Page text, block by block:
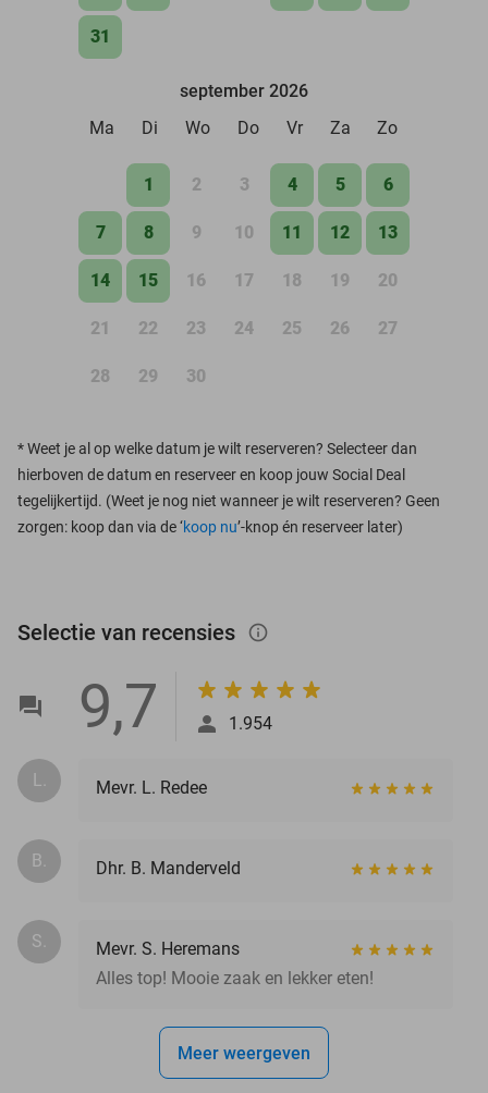
31
september 2026
Ma
Di Wo Do Vr Za Zo
1 2 3 4 5 6
7 8 9 10 11 12 13
14 15 16 17 18 19 20
21 22 23 24 25 26 27
28 29 30
*Weet je al op welke datum je wilt reserveren? Selecteer dan
hierboven de datum en reserveer en koop jouw Social Deal
tegelijkertijd. (Weet je nog niet wanneer je wilt reserveren? Geen
zorgen: koop dan via de ‘koop nu’-knop én reserveer later)
Selectie van recensies info_outlined
9,7 1.954
L. Mevr. L. Redee
B. Dhr. B. Manderveld
S.
Mevr. S. Heremans
Alles top! Mooie zaak en lekker eten!
Meer weergeven